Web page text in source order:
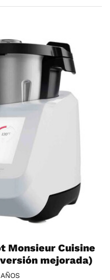
Monsieur Cuisine
mejorada)